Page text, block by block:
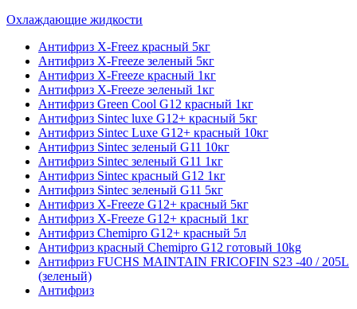
Охлаждающие жидкости
Антифриз X-Freez красный 5кг
Антифриз X-Freeze зеленый 5кг
Антифриз X-Freeze красный 1кг
Антифриз X-Freeze зеленый 1кг
Антифриз Green Cool G12 красный 1кг
Антифриз Sintec luxe G12+ красный 5кг
Антифриз Sintec Luxe G12+ красный 10кг
Антифриз Sintec зеленый G11 10кг
Антифриз Sintec зеленый G11 1кг
Антифриз Sintec красный G12 1кг
Антифриз Sintec зеленый G11 5кг
Антифриз X-Freeze G12+ красный 5кг
Антифриз X-Freeze G12+ красный 1кг
Антифриз Chemipro G12+ красный 5л
Антифриз красный Chemipro G12 готовый 10kg
Антифриз FUCHS MAINTAIN FRICOFIN S23 -40 / 205L
(зеленый)
Антифриз